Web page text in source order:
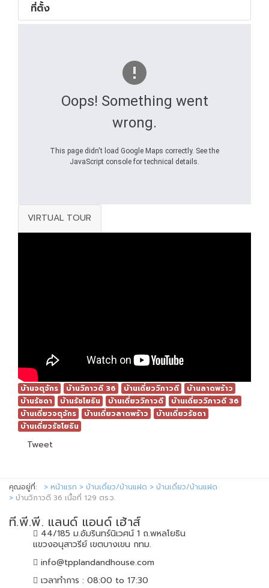
ที่ตั้ง
Oops! Something went
wrong.
This page didn't load Google Maps correctly. See the
JavaScript console for technical details.
VIRTUAL TOUR
บ้านจตุจักร บ้านวิภาวดี 36 บ้านเดี่ยววิภาวดี
บ้านลาดพร้าว
บ้านรัชดา
บ้านรัชโยธิน บ้านเดี่ยววิภาวดี
บ้านเดี่ยววิภาวดี 36
บ้านเดี่ยวจตุจักร
บ้านเดี่ยวลาดพร้าว
บ้านเดี่ยวรัชดา
บ้านเดี่ยวรัชโยธิน
Tweet
คุณอยู่ที่: หน้าแรก บ้านเดี่ยว/บ้านแฝด
บ้านเดี่ยว/บ้านแฝด
บ้านวิภาวดี 36 เนื้อที่ 129 ตร.ว.
ที.พี.พี. แลนด์ แอนด์ เฮ้าส์
44/185 ม.อัมรินทร์นิเวศน์ 1 ถ.พหลโยธิน
แขวงอนุสาวรีย์ เขตบางเขน กทม.
info@tpplandandhouse.com
เวลาทำการ : 08:00 to 17:30